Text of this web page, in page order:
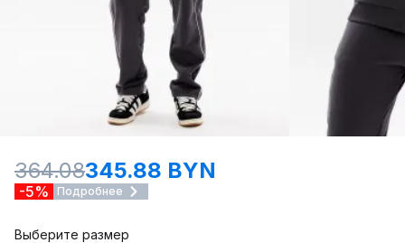
364.08345.88 BYN
-5% Подробнее
Выберите размер